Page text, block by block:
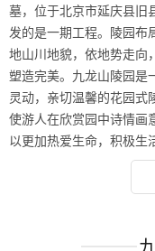
墓，位于北京市延庆县旧
发的是一期工程。陵园布
地山川地貌，依地势走向
塑造完美。九龙山陵园是
灵动，亲切温馨的花园式
使游人在欣赏园中诗情画
以更加热爱生命，积极生